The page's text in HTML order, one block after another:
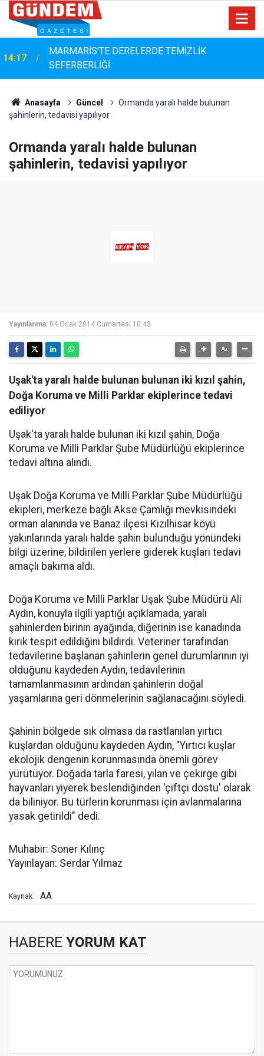
14:17
MARMARİS'TE DERELERDE TEMİZLİK
SEFERBERLİĞİ
Anasayfa Güncel
Ormanda yaralı halde bulunan
şahinlerin, tedavisi yapılıyor
Ormanda yaralı halde bulunan
şahinlerin, tedavisi yapılıyor
Yayınlanma: 04 Ocak 2014 Cumartesi 10:43
Uşak'ta yaralı halde bulunan bulunan iki kızıl şahin,
Doğa Koruma ve Milli Parklar ekiplerince tedavi
ediliyor
Uşak'ta yaralı halde bulunan iki kızıl şahin, Doğa
Koruma ve Milli Parklar Şube Müdürlüğü ekiplerince
tedavi altına alındı.
Uşak Doğa Koruma ve Milli Parklar Şube Müdürlüğü
ekipleri, merkeze bağlı Akse Çamlığı mevkisindeki
orman alanında ve Banaz ilçesi Kızılhisar köyü
yakınlarında yaralı halde şahin bulunduğu yönündeki
bilgi üzerine, bildirilen yerlere giderek kuşları tedavi
amaçlı bakıma aldı.
Doğa Koruma ve Milli Parklar Uşak Şube Müdürü Ali
Aydın, konuyla ilgili yaptığı açıklamada, yaralı
şahinlerden birinin ayağında, diğerinin ise kanadında
kırık tespit edildiğini bildirdi. Veteriner tarafından
tedavilerine başlanan şahinlerin genel durumlarının iyi
olduğunu kaydeden Aydın, tedavilerinin
tamamlanmasının ardından şahinlerin doğal
yaşamlarına geri dönmelerinin sağlanacağını söyledi.
Şahinin bölgede sık olmasa da rastlanılan yırtıcı
kuşlardan olduğunu kaydeden Aydın, "Yırtıcı kuşlar
ekolojik dengenin korunmasında önemli görev
yürütüyor. Doğada tarla faresi, yılan ve çekirge gibi
hayvanları yiyerek beslendiğinden 'çiftçi dostu' olarak
da biliniyor. Bu türlerin korunması için avlanmalarına
yasak getirildi" dedi.
Muhabir: Soner Kılınç
Yayınlayan: Serdar Yılmaz
Kaynak: AA
HABERE YORUM KAT